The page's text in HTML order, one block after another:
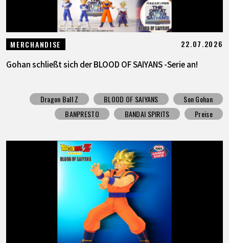
MERCHANDISE 22.07.2026
Gohan schließt sich der BLOOD OF SAIYANS -Serie an!
Dragon Ball Z BLOOD OF SAIYANS
Son Gohan
BANPRESTO
BANDAI SPIRITS Preise